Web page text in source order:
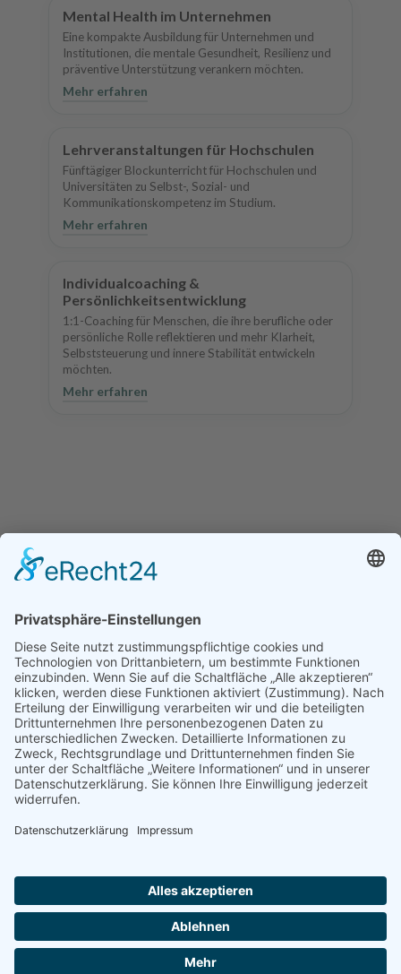
Mental Health im Unternehmen
Eine kompakte Ausbildung für Unternehmen und
Institutionen, die mentale Gesundheit, Resilienz und
präventive Unterstützung verankern möchten.
Mehr erfahren
Lehrveranstaltungen für Hochschulen
Fünftägiger Blockunterricht für Hochschulen und
Universitäten zu Selbst-, Sozial- und
Kommunikationskompetenz im Studium.
Mehr erfahren
Individualcoaching &
Persönlichkeitsentwicklung
1:1-Coaching für Menschen, die ihre berufliche oder
persönliche Rolle reflektieren und mehr Klarheit,
Selbststeuerung und innere Stabilität entwickeln
möchten.
Mehr erfahren
Verbandsmitgliedschaften
Bianca Meyer ist Mitglied im Berufsverband Pro Reiki.
Mitgliedsnummer: 21085
Bianca Meyer ist Mitglied im Verband freier
Berater e.V.
© 2026 PsychCoach · Bianca Meyer ·